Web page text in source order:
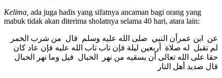
Kelima, ada juga hadis yang sifatnya ancaman bagi orang yang
mabuk tidak akan diterima sholatnya selama 40 hari, atara lain:
عن ‏ ‏ابن عمرأن النبي ‏ ‏صلى الله عليه وسلم ‏ ‏قال ‏ ‏من شرب الخمر
لم تقبل ‏‏ له صلاة ‏ ‏أربعين ليلة فإن تاب تاب الله عليه فإن عاد كان
حقا على الله تعالى أن يسقيه من نهر ‏ ‏الخبال ‏ ‏قيل وما نهر الخبال
قال صديد أهل النار ‏